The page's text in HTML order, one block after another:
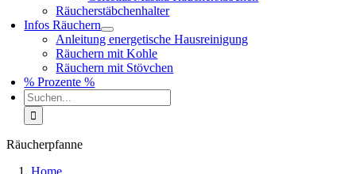
Räucherstäbchenhalter
Infos Räuchern
Anleitung energetische Hausreinigung
Räuchern mit Kohle
Räuchern mit Stövchen
% Prozente %
Suche
nach:
Räucherpfanne
Home